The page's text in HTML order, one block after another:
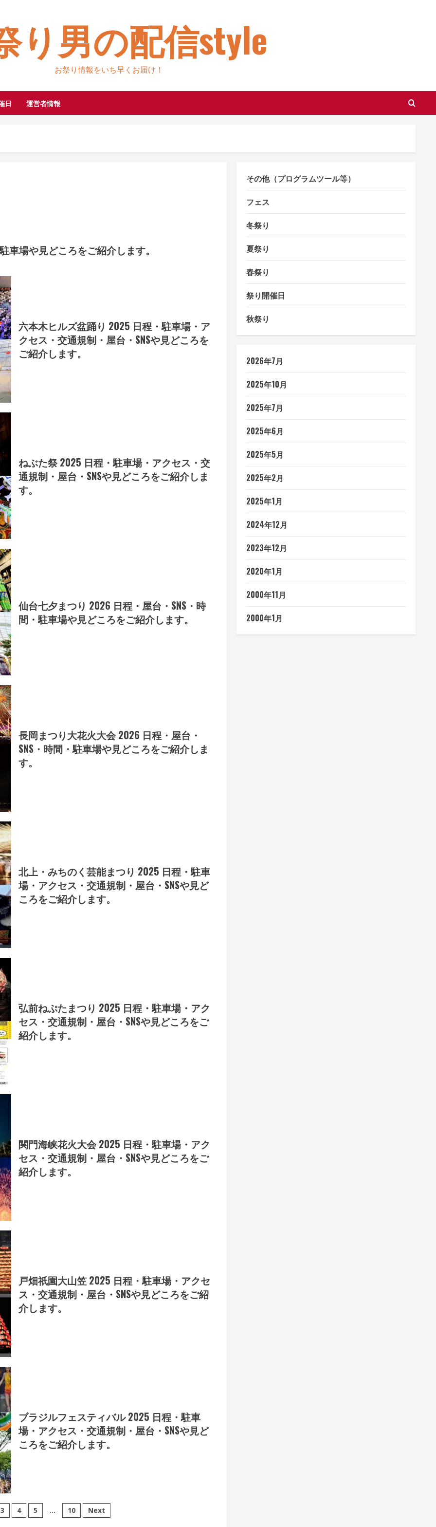
り男の配信style
お祭り情報をいち早くお届け！
日 運営者情報
車場や見どころをご紹介します。
六本木ヒルズ盆踊り 2025 日程・駐車場・ア
クセス・交通規制・屋台・SNSや見どころを
ご紹介します。
ねぶた祭 2025 日程・駐車場・アクセス・交
通規制・屋台・SNSや見どころをご紹介しま
す。
仙台七夕まつり 2026 日程・屋台・SNS・時
間・駐車場や見どころをご紹介します。
長岡まつり大花火大会 2026 日程・屋台・
SNS・時間・駐車場や見どころをご紹介しま
す。
北上・みちのく芸能まつり 2025 日程・駐車
場・アクセス・交通規制・屋台・SNSや見ど
ころをご紹介します。
弘前ねぷたまつり 2025 日程・駐車場・アク
セス・交通規制・屋台・SNSや見どころをご
紹介します。
関門海峡花火大会 2025 日程・駐車場・アク
セス・交通規制・屋台・SNSや見どころをご
紹介します。
戸畑祇園大山笠 2025 日程・駐車場・アクセ
ス・交通規制・屋台・SNSや見どころをご紹
介します。
ブラジルフェスティバル 2025 日程・駐車
場・アクセス・交通規制・屋台・SNSや見ど
ころをご紹介します。
3 4 5 … 10 Next
その他（プログラムツール等）
フェス
冬祭り
夏祭り
春祭り
祭り開催日
秋祭り
2026年7月
2025年10月
2025年7月
2025年6月
2025年5月
2025年2月
2025年1月
2024年12月
2023年12月
2020年1月
2000年11月
2000年1月